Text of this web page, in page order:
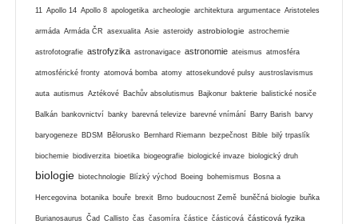
11 Apollo 14 Apollo 8 apologetika archeologie architektura argumentace Aristoteles
armáda Armáda ČR asexualita Asie asteroidy astrobiologie astrochemie
astrofotografie astrofyzika astronavigace astronomie ateismus atmosféra
atmosférické fronty atomová bomba atomy attosekundové pulsy austroslavismus
auta autismus Aztékové Bachův absolutismus Bajkonur bakterie balistické nosiče
Balkán bankovnictví banky barevná televize barevné vnímání Barry Barish barvy
baryogeneze BDSM Bělorusko Bernhard Riemann bezpečnost Bible bilý trpaslík
biochemie biodiverzita bioetika biogeografie biologické invaze biologický druh
biologie biotechnologie Blízký východ Boeing bohemismus Bosna a
Hercegovina botanika bouře brexit Brno budoucnost Země buněčná biologie buňka
Burianosaurus Čad Callisto čas časomíra částice částicová částicová fyzika